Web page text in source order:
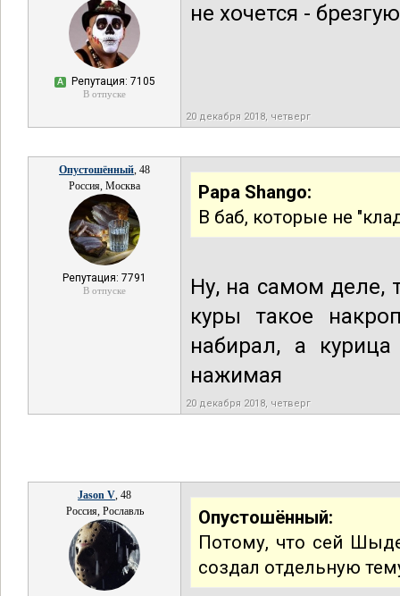
А Репутация: 7105
В отпуске
не хочется -
20 декабря 2018, четверг
Опустошённый, 48
Россия, Москва
Репутация: 7791
В отпуске
Papa Shango:
В баб, которые не
Ну, на самом деле,
куры такое
набирал, а
нажимая
20 декабря 2018, четверг
Jason V, 48
Россия, Рославль
Опустошённый:
Потому, что сей
создал отдельную